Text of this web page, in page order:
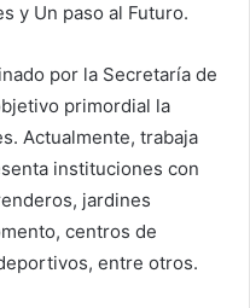
y Un paso al Futuro.
por la Secretaría de
primordial la
Actualmente, trabaja
instituciones con
jardines
centros de
entre otros.